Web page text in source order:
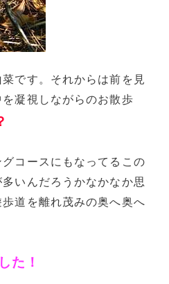
です。それからは前を見
凝視しながらのお散歩
コースにもなってるこの
いんだろうかなかなか思
道を離れ茂みの奥へ奥へ
た！